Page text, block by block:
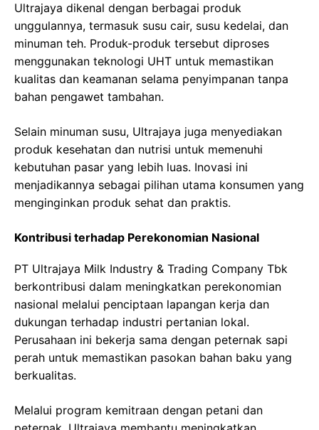
Ultrajaya dikenal dengan berbagai produk
unggulannya, termasuk susu cair, susu kedelai, dan
minuman teh. Produk-produk tersebut diproses
menggunakan teknologi UHT untuk memastikan
kualitas dan keamanan selama penyimpanan tanpa
bahan pengawet tambahan.
Selain minuman susu, Ultrajaya juga menyediakan
produk kesehatan dan nutrisi untuk memenuhi
kebutuhan pasar yang lebih luas. Inovasi ini
menjadikannya sebagai pilihan utama konsumen yang
menginginkan produk sehat dan praktis.
Kontribusi terhadap Perekonomian Nasional
PT Ultrajaya Milk Industry & Trading Company Tbk
berkontribusi dalam meningkatkan perekonomian
nasional melalui penciptaan lapangan kerja dan
dukungan terhadap industri pertanian lokal.
Perusahaan ini bekerja sama dengan peternak sapi
perah untuk memastikan pasokan bahan baku yang
berkualitas.
Melalui program kemitraan dengan petani dan